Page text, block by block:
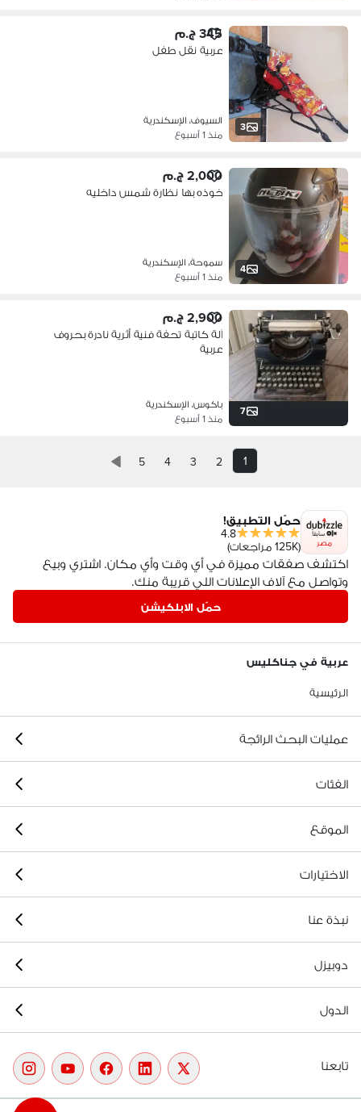
3
345 ج.م
عربية نقل طفل
السيوف، الإسكندرية
منذ 1 أسبوع
4
2,000 ج.م
خوذه بها نظارة شمس داخليه
سموحة، الإسكندرية
منذ 1 أسبوع
7
2,900 ج.م
آلة كاتبة تحفة فنية أثرية نادرة بحروف
عربية
باكوس، الإسكندرية
منذ 1 أسبوع
1
2
3
4
5
مصر
حمّل التطبيق!
4.8
(125K مراجعات)
اكتشف صفقات مميزة في أي وقت وأي مكان. اشتري وبيع
وتواصل مع آلاف الإعلانات اللي قريبة منك.
حمّل الابلكيشن
عربية في جناكليس
الرئيسية
عمليات البحث الرائجة
الفئات
الموقع
الاختيارات
نبذة عنا
دوبيزل
الدول
تابعنا